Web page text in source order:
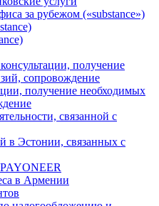
за рубежом («substance»)
получение
сопровождение
получение необходимых
связанной с
в Эстонии, связанных с
в Армении